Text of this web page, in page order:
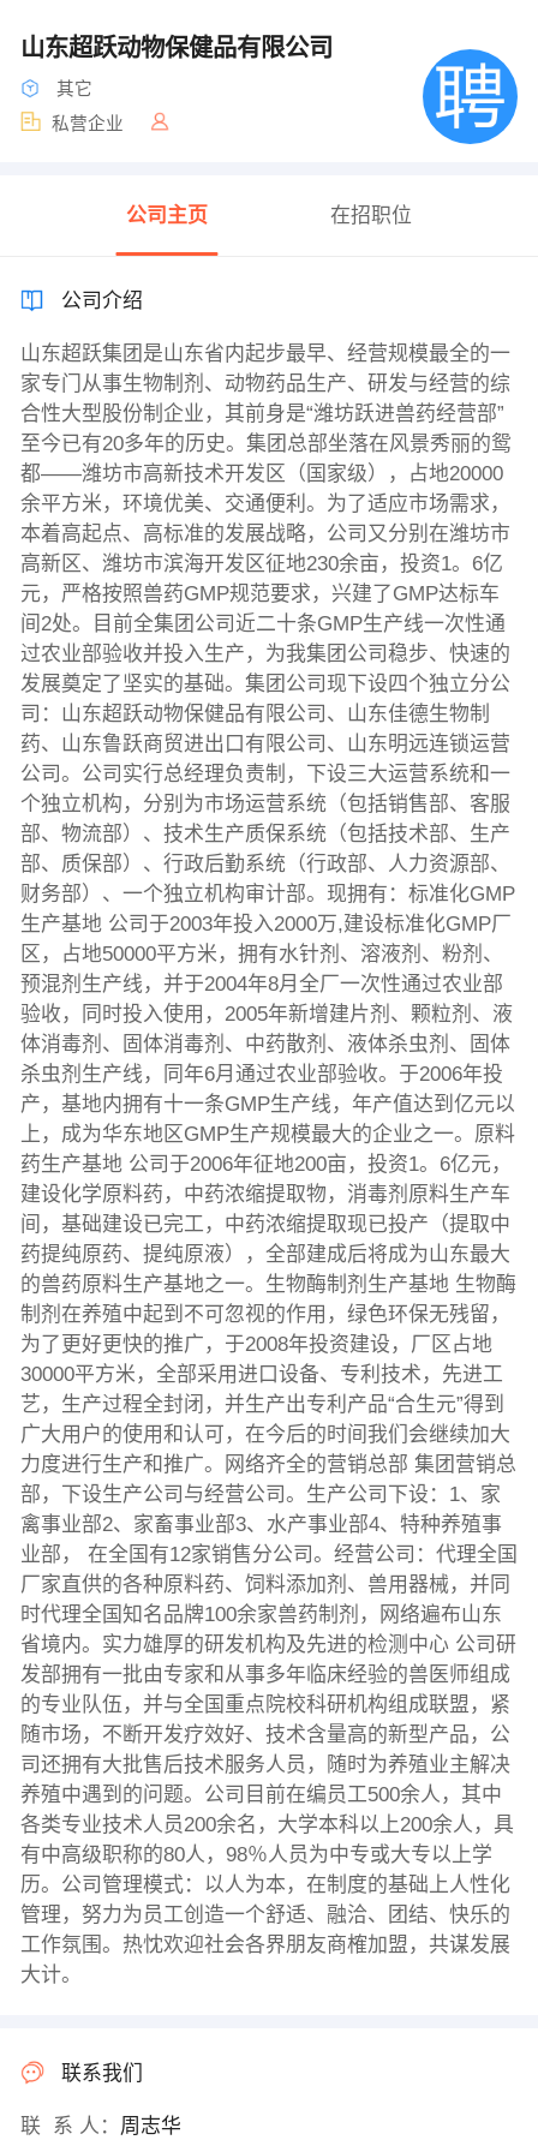
山东超跃动物保健品有限公司
其它
私营企业
公司主页 在招职位
公司介绍
山东超跃集团是山东省内起步最早、经营规模最全的一
家专门从事生物制剂、动物药品生产、研发与经营的综
合性大型股份制企业，其前身是“潍坊跃进兽药经营部”
至今已有20多年的历史。集团总部坐落在风景秀丽的鸳
都——潍坊市高新技术开发区（国家级），占地20000
余平方米，环境优美、交通便利。为了适应市场需求，
本着高起点、高标准的发展战略，公司又分别在潍坊市
高新区、潍坊市滨海开发区征地230余亩，投资1。6亿
元，严格按照兽药GMP规范要求，兴建了GMP达标车
间2处。目前全集团公司近二十条GMP生产线一次性通
过农业部验收并投入生产，为我集团公司稳步、快速的
发展奠定了坚实的基础。集团公司现下设四个独立分公
司：山东超跃动物保健品有限公司、山东佳德生物制
药、山东鲁跃商贸进出口有限公司、山东明远连锁运营
公司。公司实行总经理负责制，下设三大运营系统和一
个独立机构，分别为市场运营系统（包括销售部、客服
部、物流部）、技术生产质保系统（包括技术部、生产
部、质保部）、行政后勤系统（行政部、人力资源部、
财务部）、一个独立机构审计部。现拥有：标准化GMP
生产基地 公司于2003年投入2000万,建设标准化GMP厂
区，占地50000平方米，拥有水针剂、溶液剂、粉剂、
预混剂生产线，并于2004年8月全厂一次性通过农业部
验收，同时投入使用，2005年新增建片剂、颗粒剂、液
体消毒剂、固体消毒剂、中药散剂、液体杀虫剂、固体
杀虫剂生产线，同年6月通过农业部验收。于2006年投
产，基地内拥有十一条GMP生产线，年产值达到亿元以
上，成为华东地区GMP生产规模最大的企业之一。原料
药生产基地 公司于2006年征地200亩，投资1。6亿元，
建设化学原料药，中药浓缩提取物，消毒剂原料生产车
间，基础建设已完工，中药浓缩提取现已投产（提取中
药提纯原药、提纯原液），全部建成后将成为山东最大
的兽药原料生产基地之一。生物酶制剂生产基地 生物酶
制剂在养殖中起到不可忽视的作用，绿色环保无残留，
为了更好更快的推广，于2008年投资建设，厂区占地
30000平方米，全部采用进口设备、专利技术，先进工
艺，生产过程全封闭，并生产出专利产品“合生元”得到
广大用户的使用和认可，在今后的时间我们会继续加大
力度进行生产和推广。网络齐全的营销总部 集团营销总
部，下设生产公司与经营公司。生产公司下设：1、家
禽事业部2、家畜事业部3、水产事业部4、特种养殖事
业部， 在全国有12家销售分公司。经营公司：代理全国
厂家直供的各种原料药、饲料添加剂、兽用器械，并同
时代理全国知名品牌100余家兽药制剂，网络遍布山东
省境内。实力雄厚的研发机构及先进的检测中心 公司研
发部拥有一批由专家和从事多年临床经验的兽医师组成
的专业队伍，并与全国重点院校科研机构组成联盟，紧
随市场，不断开发疗效好、技术含量高的新型产品，公
司还拥有大批售后技术服务人员，随时为养殖业主解决
养殖中遇到的问题。公司目前在编员工500余人，其中
各类专业技术人员200余名，大学本科以上200余人，具
有中高级职称的80人，98％人员为中专或大专以上学
历。公司管理模式：以人为本，在制度的基础上人性化
管理，努力为员工创造一个舒适、融洽、团结、快乐的
工作氛围。热忱欢迎社会各界朋友商榷加盟，共谋发展
大计。
联系我们
联 系 人： 周志华